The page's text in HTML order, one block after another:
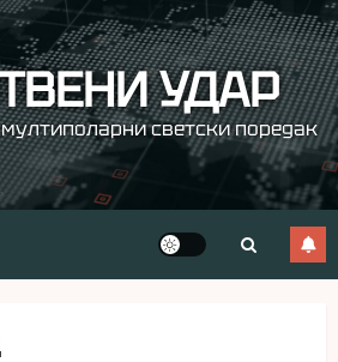
УДАР
светски поредак